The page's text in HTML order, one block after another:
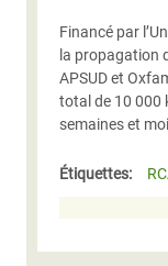
Financé par
la propagation
APSUD et
total de 10 000
semaines et
Étiquettes: